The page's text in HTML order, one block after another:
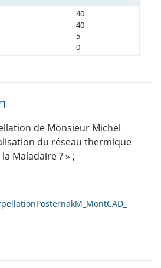
40
40
5
0
de Monsieur Michel
du réseau thermique
Maladaire ? » ;